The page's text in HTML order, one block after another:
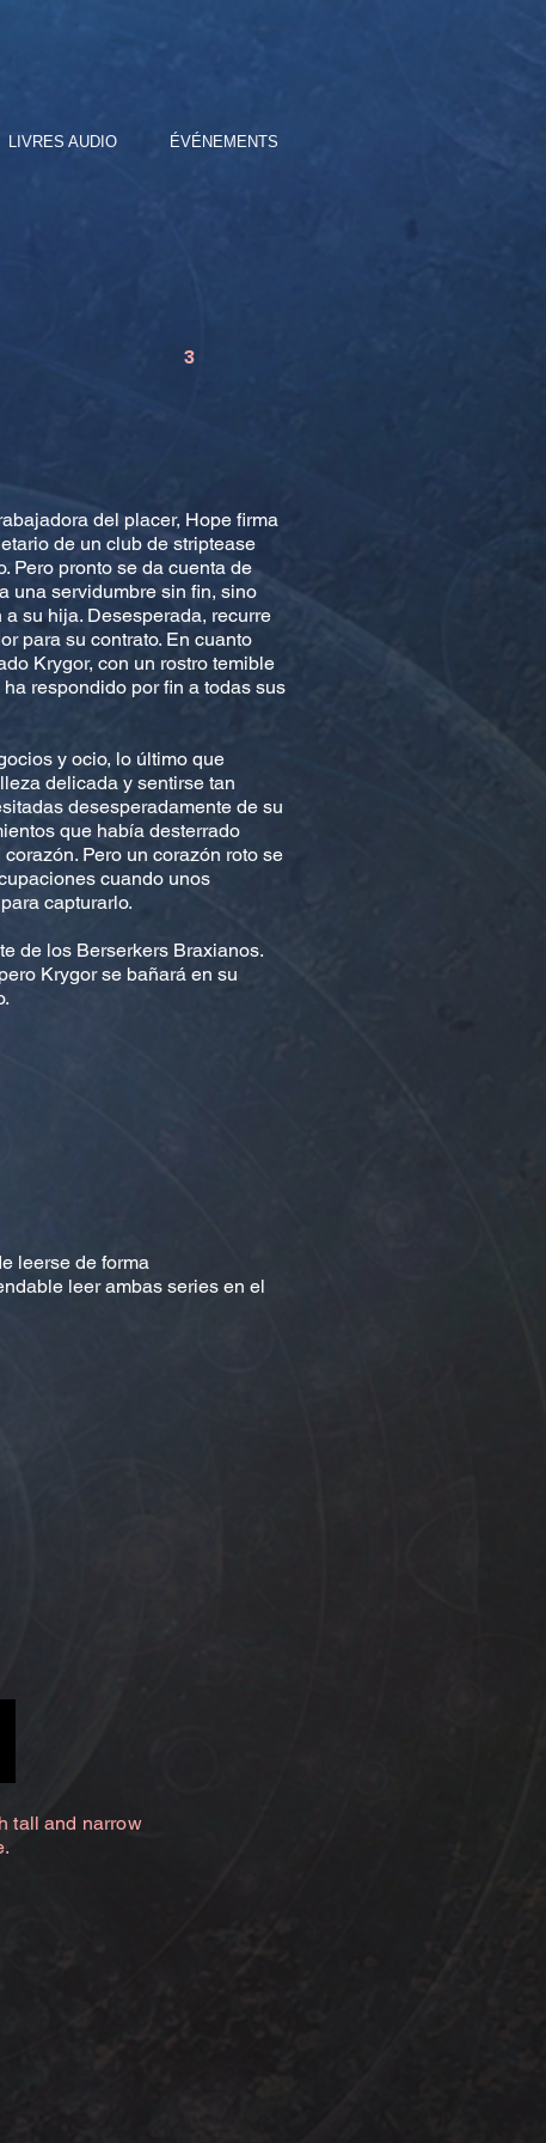
LIVRES AUDIO ÉVÉNEMENTS
3
del placer, Hope firma
de un club de striptease
Pero pronto se da cuenta de
una servidumbre sin fin, sino
su hija. Desesperada, recurre
para su contrato. En cuanto
Krygor, con un rostro temible
respondido por fin a todas sus
y ocio, lo último que
delicada y sentirse tan
desesperadamente de su
que había desterrado
Pero un corazón roto se
cuando unos
capturarlo.
de los Berserkers Braxianos.
Krygor se bañará en su
leerse de forma
leer ambas series en el
tall and narrow